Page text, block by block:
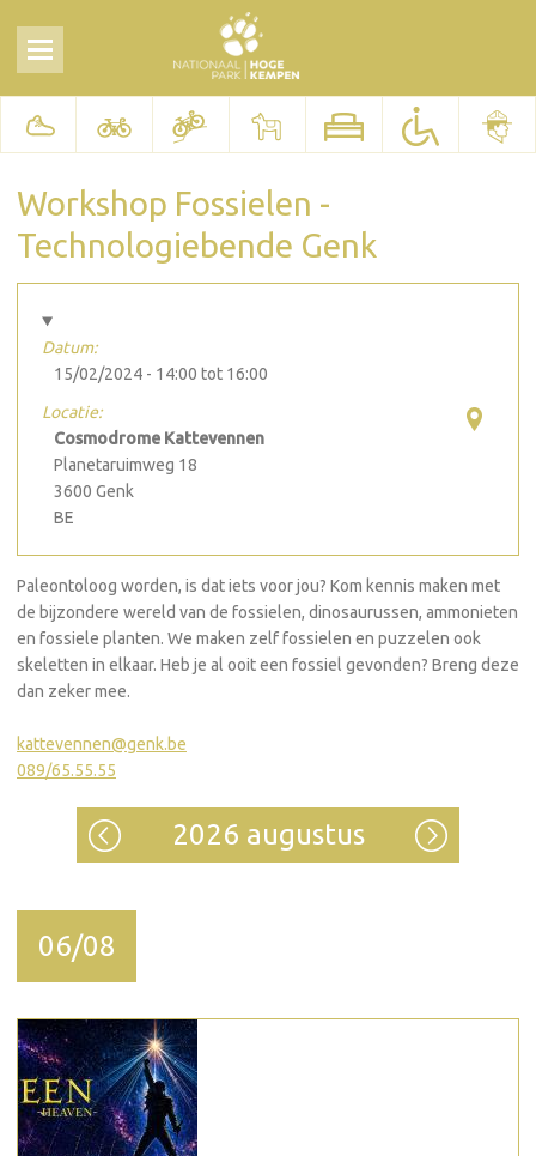
Workshop Fossielen -
Technologiebende Genk
Datum:
15/02/2024 - 14:00 tot 16:00
Locatie:
Cosmodrome Kattevennen
Planetaruimweg 18
3600 Genk
BE
Paleontoloog worden, is dat iets voor jou? Kom kennis maken met
de bijzondere wereld van de fossielen, dinosaurussen, ammonieten
en fossiele planten. We maken zelf fossielen en puzzelen ook
skeletten in elkaar. Heb je al ooit een fossiel gevonden? Breng deze
dan zeker mee.
kattevennen@genk.be
089/65.55.55
2026 augustus
06/08